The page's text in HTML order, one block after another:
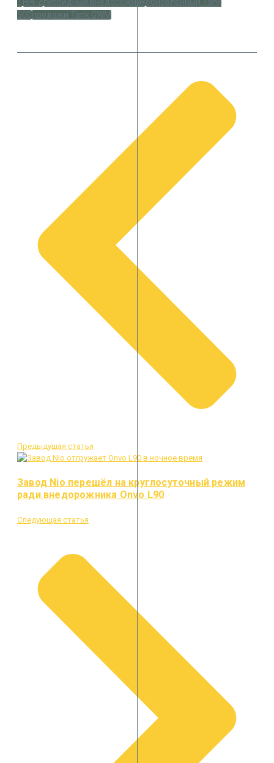
500продажи Tank GWM
Предыдущая статья
Завод Nio перешёл на круглосуточный режим
ради внедорожника Onvo L90
Следующая статья